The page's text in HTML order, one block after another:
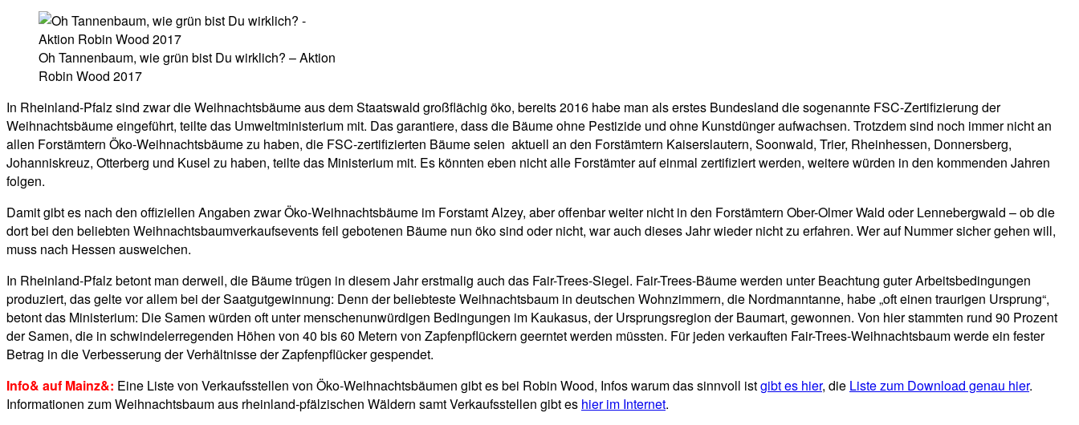
Oh Tannenbaum, wie grün bist Du wirklich? – Aktion
Robin Wood 2017
In Rheinland-Pfalz sind zwar die Weihnachtsbäume aus dem Staatswald großflächig öko, bereits 2016 habe man als erstes Bundesland die sogenannte FSC-Zertifizierung der
Weihnachtsbäume eingeführt, teilte das Umweltministerium mit. Das garantiere, dass die Bäume ohne Pestizide und ohne Kunstdünger aufwachsen. Trotzdem sind noch immer nicht an
allen Forstämtern Öko-Weihnachtsbäume zu haben, die FSC-zertifizierten Bäume seien aktuell an den Forstämtern Kaiserslautern, Soonwald, Trier, Rheinhessen, Donnersberg,
Johanniskreuz, Otterberg und Kusel zu haben, teilte das Ministerium mit. Es könnten eben nicht alle Forstämter auf einmal zertifiziert werden, weitere würden in den kommenden Jahren
folgen.
Damit gibt es nach den offiziellen Angaben zwar Öko-Weihnachtsbäume im Forstamt Alzey, aber offenbar weiter nicht in den Forstämtern Ober-Olmer Wald oder Lennebergwald – ob die
dort bei den beliebten Weihnachtsbaumverkaufsevents feil gebotenen Bäume nun öko sind oder nicht, war auch dieses Jahr wieder nicht zu erfahren. Wer auf Nummer sicher gehen will,
muss nach Hessen ausweichen.
In Rheinland-Pfalz betont man derweil, die Bäume trügen in diesem Jahr erstmalig auch das Fair-Trees-Siegel. Fair-Trees-Bäume werden unter Beachtung guter Arbeitsbedingungen
produziert, das gelte vor allem bei der Saatgutgewinnung: Denn der beliebteste Weihnachtsbaum in deutschen Wohnzimmern, die Nordmanntanne, habe „oft einen traurigen Ursprung“,
betont das Ministerium: Die Samen würden oft unter menschenunwürdigen Bedingungen im Kaukasus, der Ursprungsregion der Baumart, gewonnen. Von hier stammten rund 90 Prozent
der Samen, die in schwindelerregenden Höhen von 40 bis 60 Metern von Zapfenpflückern geerntet werden müssten. Für jeden verkauften Fair-Trees-Weihnachtsbaum werde ein fester
Betrag in die Verbesserung der Verhältnisse der Zapfenpflücker gespendet.
Info& auf Mainz&: Eine Liste von Verkaufsstellen von Öko-Weihnachtsbäumen gibt es bei Robin Wood, Infos warum das sinnvoll istgibt es hier, die Liste zum Download genau hier.
Informationen zum Weihnachtsbaum aus rheinland-pfälzischen Wäldern samt Verkaufsstellen gibt es hier im Internet.